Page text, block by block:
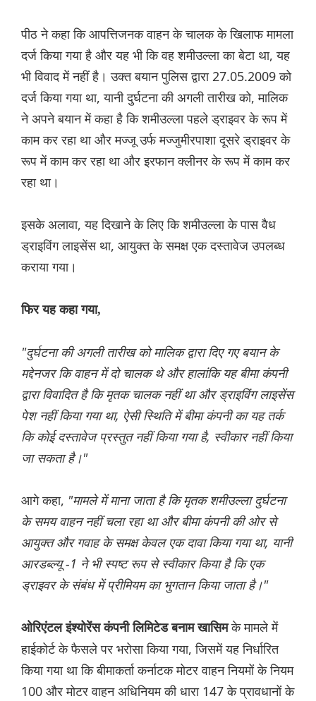
पीठ ने कहा कि आपत्तिजनक वाहन के चालक के खिलाफ मामला
दर्ज किया गया है और यह भी कि वह शमीउल्ला का बेटा था, यह
भी विवाद में नहीं है। उक्त बयान पुलिस द्वारा 27.05.2009 को
दर्ज किया गया था, यानी दुर्घटना की अगली तारीख को, मालिक
ने अपने बयान में कहा है कि शमीउल्ला पहले ड्राइवर के रूप में
काम कर रहा था और मज्जू उर्फ ​​मज्जुमीरपाशा दूसरे ड्राइवर के
रूप में काम कर रहा था और इरफान क्लीनर के रूप में काम कर
रहा था।
इसके अलावा, यह दिखाने के लिए कि शमीउल्ला के पास वैध
ड्राइविंग लाइसेंस था, आयुक्त के समक्ष एक दस्तावेज उपलब्ध
कराया गया।
फिर यह कहा गया,
"दुर्घटना की अगली तारीख को मालिक द्वारा दिए गए बयान के
मद्देनजर कि वाहन में दो चालक थे और हालांकि यह बीमा कंपनी
द्वारा विवादित है कि मृतक चालक नहीं था और ड्राइविंग लाइसेंस
पेश नहीं किया गया था, ऐसी स्थिति में बीमा कंपनी का यह तर्क
कि कोई दस्तावेज प्रस्तुत नहीं किया गया है, स्वीकार नहीं किया
जा सकता है।"
आगे कहा, "मामले में माना जाता है कि मृतक शमीउल्ला दुर्घटना
के समय वाहन नहीं चला रहा था और बीमा कंपनी की ओर से
आयुक्त और गवाह के समक्ष केवल एक दावा किया गया था, यानी
आरडब्ल्यू -1 ने भी स्पष्ट रूप से स्वीकार किया है कि एक
ड्राइवर के संबंध में प्रीमियम का भुगतान किया जाता है।"
ओरिएंटल इंश्योरेंस कंपनी लिमिटेड बनाम खासिमके मामले में
हाईकोर्ट के फैसले पर भरोसा किया गया, जिसमें यह निर्धारित
किया गया था कि बीमाकर्ता कर्नाटक मोटर वाहन नियमों के नियम
100 और मोटर वाहन अधिनियम की धारा 147 के प्रावधानों के